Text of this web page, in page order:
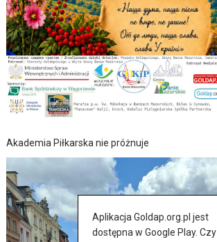
Akademia Piłkarska nie próżnuje
Aplikacja Goldap.org.pl jest
dostępna w Google Play. Czy